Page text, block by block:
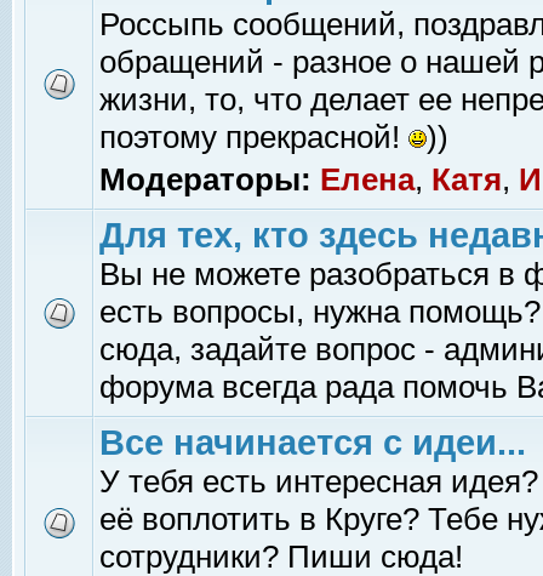
Россыпь сообщений,
обращений - разное о нашей
жизни, то, что делает ее
поэтому прекрасной!
))
Модераторы: Елена, Катя,
Для тех, кто здесь
Вы не можете разобраться в
есть вопросы, нужна помощь?
сюда, задайте вопрос -
форума всегда рада помочь
Все начинается с идеи...
У тебя есть интересная
её воплотить в Круге? Тебе
сотрудники? Пиши сюда!